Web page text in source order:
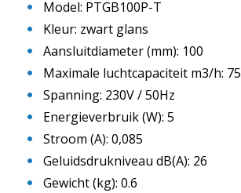
Model: PTGB100P-T
Kleur: zwart glans
Aansluitdiameter (mm): 100
Maximale luchtcapaciteit m3/h: 75
Spanning: 230V / 50Hz
Energieverbruik (W): 5
Stroom (A): 0,085
Geluidsdrukniveau dB(A): 26
Gewicht (kg): 0.6